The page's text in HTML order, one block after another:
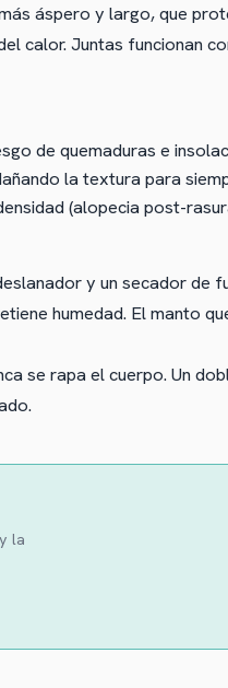
áspero y largo, que
calor. Juntas funcionan
de quemaduras e
la textura para
(alopecia post-
y un secador de
humedad. El manto
se rapa el cuerpo. Un
la